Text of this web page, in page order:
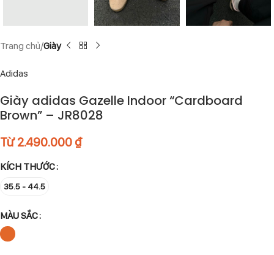
Trang chủ Giày
Adidas
Giày adidas Gazelle Indoor “Cardboard
Brown” – JR8028
Từ2.490.000 ₫
KÍCH THƯỚC
35.5 - 44.5
MÀU SẮC